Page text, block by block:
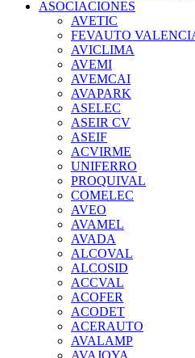
ASOCIACIONES
AVETIC
FEVAUTO
AVICLIMA
AVEMI
AVEMCAI
AVAPARK
ASELEC
ASEIR CV
ASEIF
ACVIRME
UNIFERRO
PROQUIVAL
COMELEC
AVEO
AVAMEL
AVADA
ALCOVAL
ALCOSID
ACCVAL
ACOFER
ACODET
ACERAUTO
AVALAMP
AVAJOYA